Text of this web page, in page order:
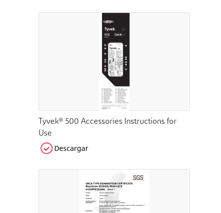
Tyvek® 500 Accessories Instructions for
Use
Descargar